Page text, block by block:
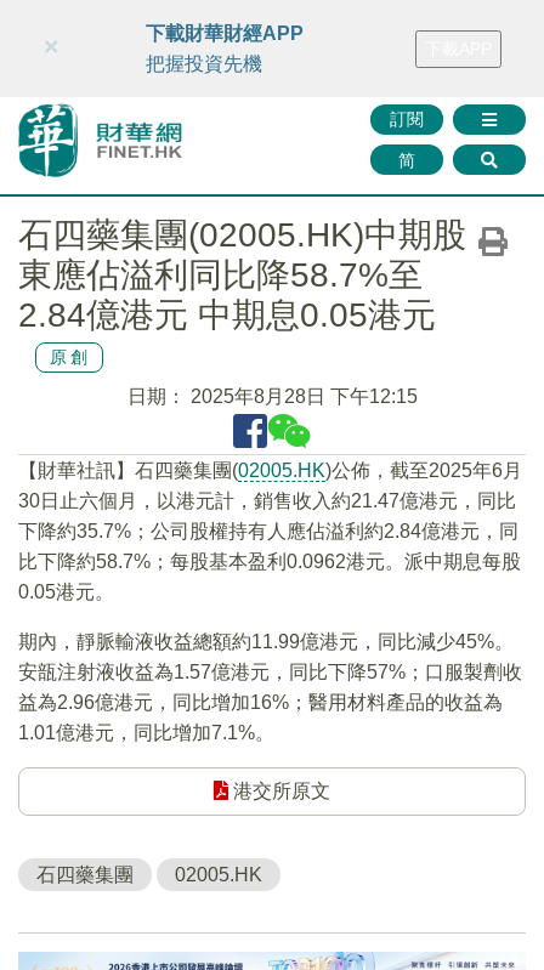
財華智庫網 FINTV FINMETA 財華證券 媒體矩陣
訂閱
简
×
下載財華財經APP
把握投資先機
石四藥集團(02005.HK)中期股
東應佔溢利同比降58.7%至
2.84億港元 中期息0.05港元
原創
日期： 2025年8月28日 下午12:15
【財華社訊】石四藥集團(02005.HK)公佈，截至2025年6月
30日止六個月，以港元計，銷售收入約21.47億港元，同比
下降約35.7%；公司股權持有人應佔溢利約2.84億港元，同
比下降約58.7%；每股基本盈利0.0962港元。派中期息每股
0.05港元。
期內，靜脈輸液收益總額約11.99億港元，同比減少45%。
安瓿注射液收益為1.57億港元，同比下降57%；口服製劑收
益為2.96億港元，同比增加16%；醫用材料產品的收益為
1.01億港元，同比增加7.1%。
港交所原文
石四藥集團 02005.HK